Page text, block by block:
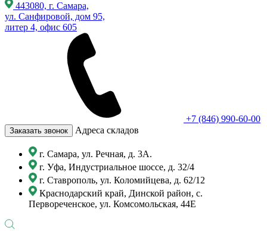
443080, г. Самара,
ул. Санфировой, дом 95,
литер 4, офис 605
+7 (846) 990-60-00
Заказать звонок Адреса складов
г. Самара, ул. Речная, д. 3А.
г. Уфа, Индустриальное шоссе, д. 32/4
г. Ставрополь, ул. Коломийцева, д. 62/12
Краснодарский край, Динской район, с.
Первореченское, ул. Комсомольская, 44Е